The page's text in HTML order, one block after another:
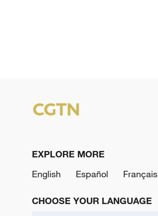
EXPLORE MORE
English
Español Français
CHOOSE YOUR LANGUAGE